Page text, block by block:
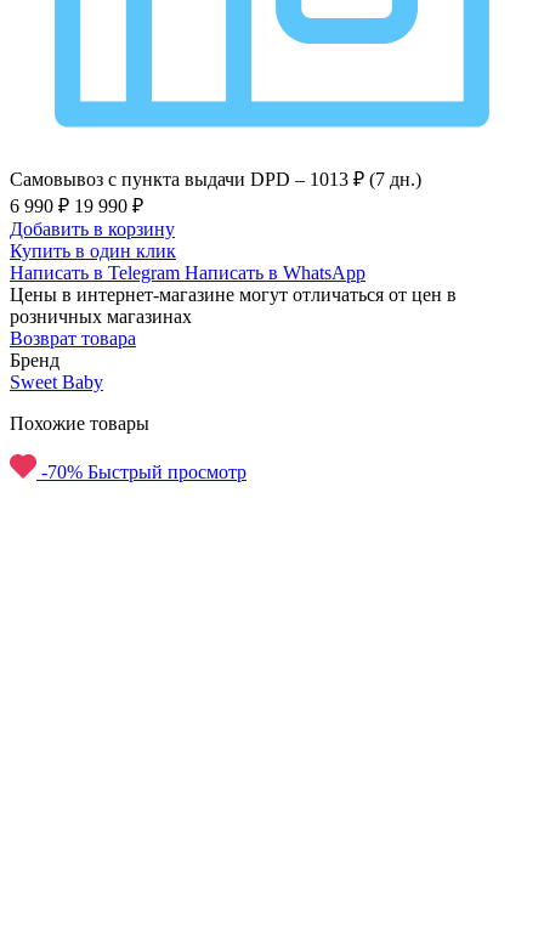
Самовывоз с пункта выдачи DPD – 1013 ₽ (7 дн.)
6 990 ₽ 19 990 ₽
Добавить в корзину
Купить в один клик
Написать в Telegram Написать в WhatsApp
Цены в интернет-магазине могут отличаться от цен в
розничных магазинах
Возврат товара
Бренд
Sweet Baby
Похожие товары
-70% Быстрый просмотр